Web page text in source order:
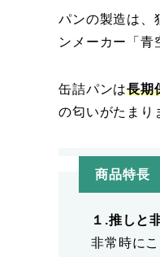
パンの製造は、
ンメーカー「青
缶詰パンは長期
の匂いがたまり
商品特長
１.推しと
非常時に